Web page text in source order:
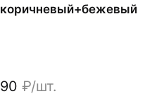
коричневый+бежевый
90 ₽/шт.